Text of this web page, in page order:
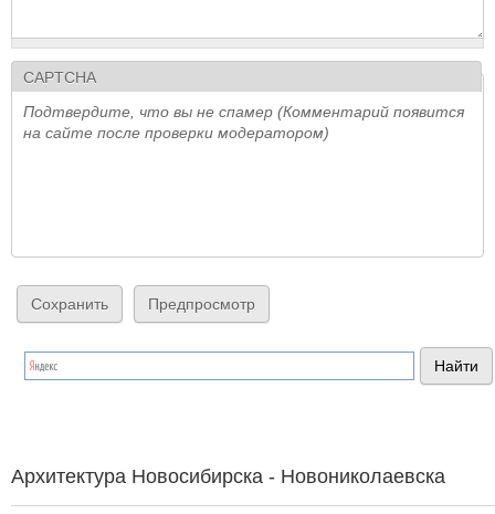
CAPTCHA
Подтвердите, что вы не спамер (Комментарий появится
на сайте после проверки модератором)
Архитектура Новосибирска - Новониколаевска